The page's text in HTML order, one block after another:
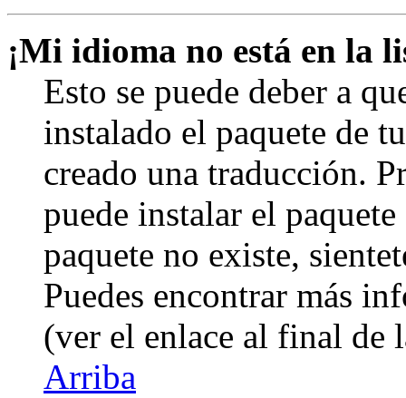
¡Mi idioma no está en la
Esto se puede deber a
instalado el paquete de
creado una traducción.
puede instalar el
paquete no existe,
Puedes encontrar más
(ver el enlace al final de
Arriba